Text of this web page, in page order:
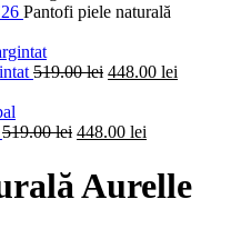
Pantofi piele naturală
519.00lei Prețul
fost:
448.00 lei
519.00lei Prețul
fost:
448.00 lei
este:
448.00 lei.
Aurelle